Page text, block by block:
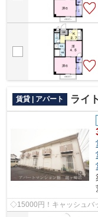
賃貸 | アパート ライ
◇15000円！キャッシュバ